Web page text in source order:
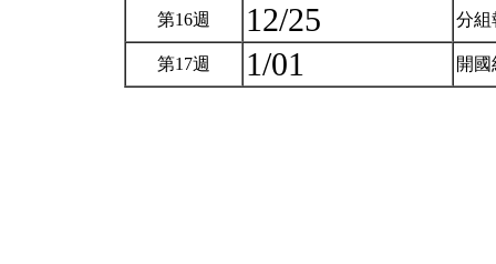
第16週 12/25 分
第17週 1/01 開